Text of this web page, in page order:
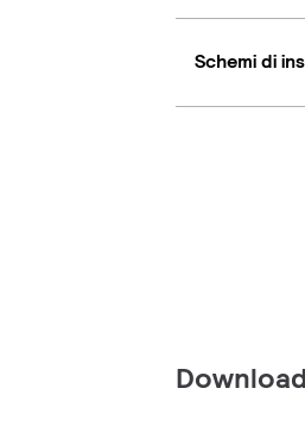
Schemi di
Download